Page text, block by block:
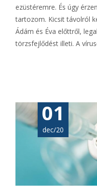
ezüstéremre. És úgy
tartozom. Kicsit távolról
Ádám és Éva előttről,
törzsfejlődést illeti. A
01
dec/20